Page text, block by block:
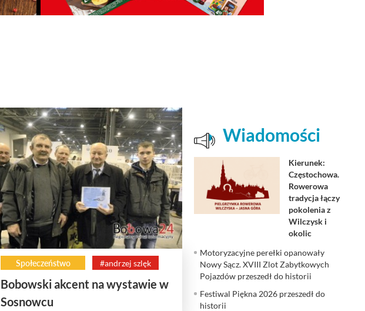
Społeczeństwo #andrzej szlęk
Bobowski akcent na wystawie w
Sosnowcu
Wiadomości
Kierunek:
Częstochowa.
Rowerowa
tradycja łączy
pokolenia z
Wilczysk i
okolic
Motoryzacyjne perełki opanowały
Nowy Sącz. XVIII Zlot Zabytkowych
Pojazdów przeszedł do historii
Festiwal Piękna 2026 przeszedł do
historii